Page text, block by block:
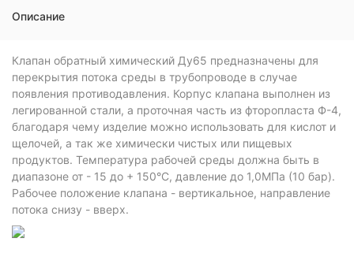
Описание
Клапан обратный химический Ду65 предназначены для
перекрытия потока среды в трубопроводе в случае
появления противодавления. Корпус клапана выполнен из
легированной стали, а проточная часть из фторопласта Ф-4,
благодаря чему изделие можно использовать для кислот и
щелочей, а так же химически чистых или пищевых
продуктов. Температура рабочей среды должна быть в
диапазоне от - 15 до + 150°С, давление до 1,0МПа (10 бар).
Рабочее положение клапана - вертикальное, направление
потока снизу - вверх.